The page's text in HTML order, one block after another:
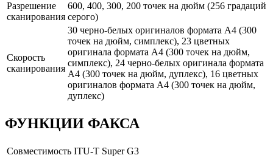
Разрешение
сканирования
600, 400, 300, 200 точек на дюйм (256 градаций
серого)
Скорость
сканирования
30 черно-белых оригиналов формата А4 (300
точек на дюйм, симплекс), 23 цветных
оригинала формата А4 (300 точек на дюйм,
симплекс), 24 черно-белых оригинала формата
А4 (300 точек на дюйм, дуплекс), 16 цветных
оригиналов формата А4 (300 точек на дюйм,
дуплекс)
ФУНКЦИИ ФАКСА
Совместимость ITU-T Super G3